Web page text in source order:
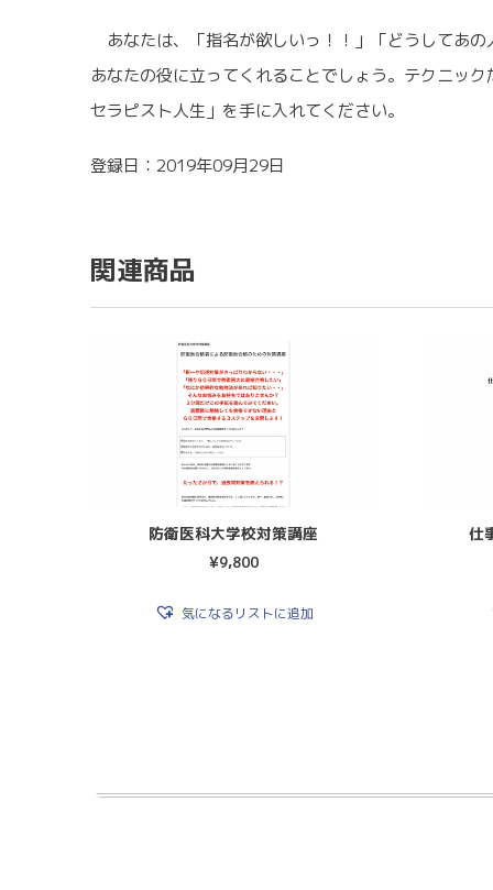
あなたは、「指名が欲しいっ！！」「どうしてあ
あなたの役に立ってくれることでしょう。テクニッ
セラピスト人生」を手に入れてください。
登録日：2019年09月29日
関連商品
防衛医科大学校対策講座
¥9,800
気になるリストに追加
仕